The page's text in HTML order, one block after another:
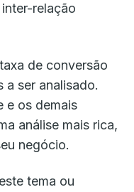
relação
de conversão
a ser analisado.
e os demais
análise mais rica,
negócio.
tema ou